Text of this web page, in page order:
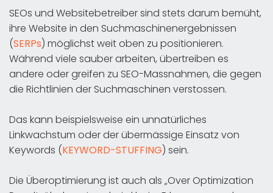
SEOs und Websitebetreiber sind stets darum bemüht,
ihre Website in den Suchmaschinenergebnissen
(SERPs) möglichst weit oben zu positionieren.
Während viele sauber arbeiten, übertreiben es
andere oder greifen zu SEO-Massnahmen, die gegen
die Richtlinien der Suchmaschinen verstossen.
Das kann beispielsweise ein unnatürliches
Linkwachstum oder der übermässige Einsatz von
Keywords (KEYWORD-STUFFING) sein.
Die Überoptimierung ist auch als „Over Optimization